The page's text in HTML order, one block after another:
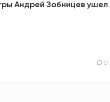
Андрей Зобницев ушел
0